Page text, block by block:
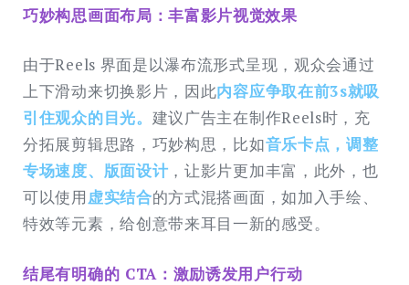
巧妙构思画面布局：丰富影片视觉效果
由于Reels 界面是以瀑布流形式呈现，观众会通过
上下滑动来切换影片，因此内容应争取在前3s就吸
引住观众的目光。 建议广告主在制作Reels时，充
分拓展剪辑思路，巧妙构思，比如音乐卡点，调整
专场速度、版面设计 ，让影片更加丰富，此外，也
可以使用虚实结合的方式混搭画面，如加入手绘、
特效等元素，给创意带来耳目一新的感受。
结尾有明确的 CTA：激励诱发用户行动